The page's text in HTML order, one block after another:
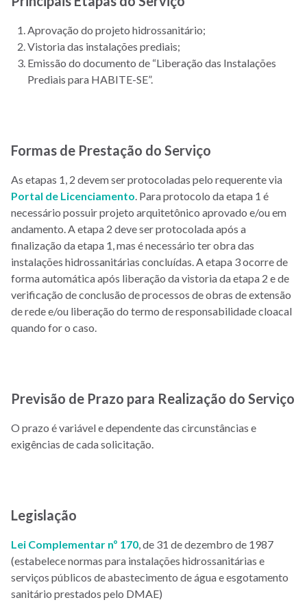
Aprovação do projeto hidrossanitário;
Vistoria das instalações prediais;
Emissão do documento de “Liberação das Instalações
Prediais para HABITE-SE”.
Formas de Prestação do Serviço
As etapas 1, 2 devem ser protocoladas pelo requerente via
Portal de Licenciamento. Para protocolo da etapa 1 é
necessário possuir projeto arquitetônico aprovado e/ou em
andamento. A etapa 2 deve ser protocolada após a
finalização da etapa 1, mas é necessário ter obra das
instalações hidrossanitárias concluídas. A etapa 3 ocorre de
forma automática após liberação da vistoria da etapa 2 e de
verificação de conclusão de processos de obras de extensão
de rede e/ou liberação do termo de responsabilidade cloacal
quando for o caso.
Previsão de Prazo para Realização do Serviço
O prazo é variável e dependente das circunstâncias e
exigências de cada solicitação.
Legislação
Lei Complementar nº 170, de 31 de dezembro de 1987
(estabelece normas para instalações hidrossanitárias e
serviços públicos de abastecimento de água e esgotamento
sanitário prestados pelo DMAE)